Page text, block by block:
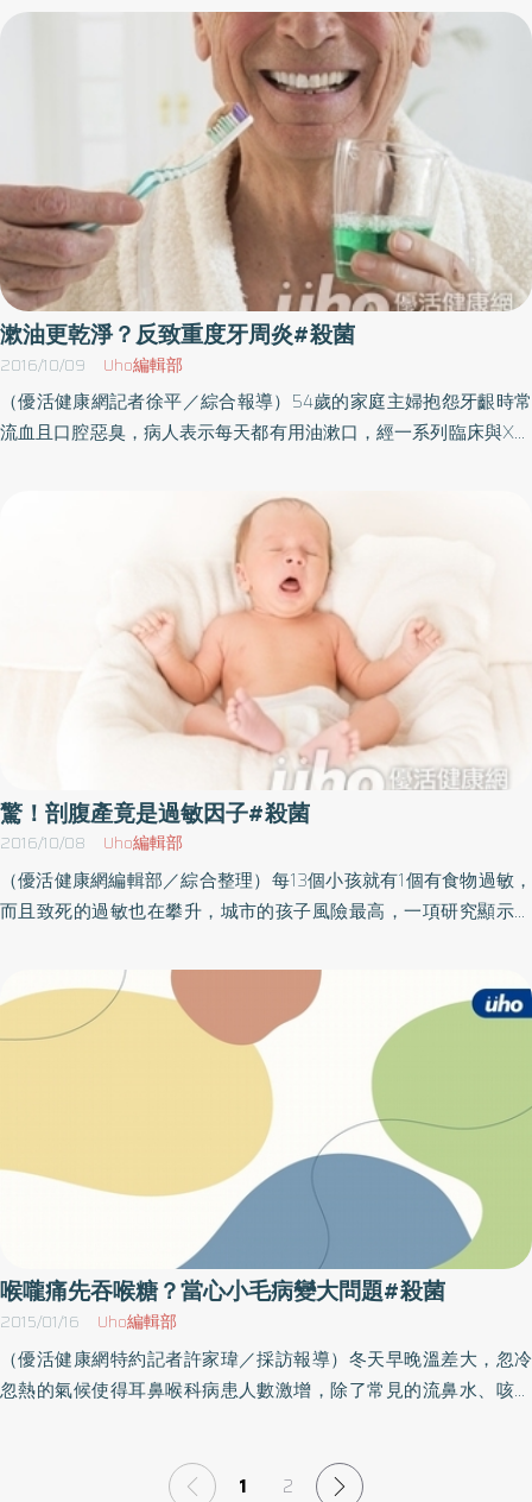
茶素，具有殺菌、降低膽固醇指數、抑制血壓上升的作用，表兒茶
素則是兒茶素的一種，屬於蘋果多酚家族。蘋果表兒茶素會產生比
綠茶更強的效果切開蘋果，放置一陣子，切面就會轉變為褐色，這
是因為蘋果所含有的表兒茶素接觸到空氣而氧化，將蘋果切面浸泡
一下鹽水，即可防止氧化，蘋果切開，裡面含有的多酚氧化酵素，
會將多酚類氧化，我們就看見蘋果變褐色了，鹽水可使多酚氧化酵
素失效，因此不會使多酚類氧化。含有表兒茶素的食物，最有名的
就綠茶，但是我們發現，蘋果的表兒茶素會產生比綠茶更強大的效
果，因為綠茶中所含有的表兒茶素是以「單醣體」（無法再加水分
解的醣類）形式存在，因此綠茶的表兒茶素需單獨應付自由基，無
法發揮強大的力量。果皮的表兒茶素含量超過果肉的4倍另一方面，
蘋果的表兒茶素則是以「多醣體（結合兩個以上單醣的醣類）形式
存在，應付自由基得以發揮更強大的力量，也就是說蘋果所含的表
兒茶素是以團隊合作力量，贏得勝利。根據日本信州大學農學研究
所濱渦康範博士的研究，蘋果的果皮含有比果肉更多的表兒茶素，
連皮一起吃！「蘋果多酚」 具有以下7種效果：1） 可以抑制「甲
硫醇」，這是造成口臭或排氣（放屁）的主要成分。「甲硫醇
（methanethiol）」又稱「硫氫甲烷（methyl mercaptan）」，是
一種無色氣體，存在於人類的血液、腦部等身體組織，會釋放類似
洋蔥腐壞的氣味。2） 蘋果多酚可以抑制組織胺等化合物產生，避
免異位性皮膚炎等過敏症狀。3） 蘋果多酚可以抑制體內產生自由
基。4） 蘋果多酚可以抑制小腸吸收氧化的膽固醇，並預防高血
壓。5） 蘋果多酚可以阻礙蛀牙菌等運作，預防琺瑯質受到破壞。
6） 蘋果多酚可以抑制體內所產生的麥拉寧黑色素，具有美白作
用。7） 蘋果多酚可以防止亞油酸（Linoleic acid）氧化，防止天
然色素變質、褪色。（本文摘自／蘋果膠生食療法：斷糖．整腸．
排毒．防癌／世茂出版）
漱油更乾淨？反致重度牙周炎#殺菌
2016/10/09 Uho編輯部
（優活健康網記者徐平／綜合報導）54歲的家庭主婦抱怨牙齦時常
流血且口腔惡臭，病人表示每天都有用油漱口，經一系列臨床與X光
口腔醫學部牙周病科醫師徐志中表示，經過正規的牙周深度清潔與
教導正確的口腔保健，加上進行牙周翻瓣清創與再生手術，病人的
牙周病獲得良好控制。口腔衛生不佳、食物殘渣 產生牙菌斑牙周
疾病泛指發生在牙齒周邊軟硬組織的疾病，徐志中醫師表示，根據
研究資料顯示，我國成年人牙周問題的發生率高達9成，更是35歲以
上成年人牙齒脫落的主要原因，牙周病的形成主要是由黏附在牙齒
表面的牙菌斑所引起，口腔衛生不佳、食物殘渣堆積牙齒表面，引
起細菌大量生長，形成薄膜，就是所謂的牙菌斑。隨唾液礦物質累
積 會鈣化成牙結石牙菌斑若不能及時去除，尤其是牙齦邊緣的牙
菌斑，隨著時間及唾液中礦物質的累積，慢慢會鈣化形成牙結石，
牙結石粗糙的表面，會使牙菌斑更容易附著，雪上加霜，可稱得上
是牙周病的幫兇。油拔法頂多只能清除3～5％的細菌坊間相傳細菌
的細胞膜具親油性，認為油會比水更容易將細菌溶解，進而認為利
用油可將細菌漱出，個案抱怨已用油口，為何還會有牙周病，坊間
相傳油漱口能改善牙周病的問題，徐志中醫師指出，油拔法頂多只
洗，更不可能去除鈣化的牙結石。油漱口不能取代傳統潔牙方式根
據美國牙醫學會官方網站表明：截自2015年為止，關於油漱口的科
學文獻數量極少，且實驗設計缺乏良好對照組與廣泛人口調查，由
於缺乏嚴謹的實證醫學支持，油漱口並不能取代傳統潔牙方式，作
驚！剖腹產竟是過敏因子#殺菌
2016/10/08 Uho編輯部
（優活健康網編輯部／綜合整理）每13個小孩就有1個有食物過敏，
而且致死的過敏也在攀升，城市的孩子風險最高，一項研究顯示，
物過敏，更有55％的孩子出現食物敏感症(food sensitivity)。孩子會
過敏 因為我們幫他們消毒殺菌這項研究的作者指出，假如納入其
他常見的過敏食物，食物過敏的累積風險可能還會更高，過去30年
來，孩子的身體怎會改變得如此劇烈，使那麼多食物引發炎症反
應？還有，有食物過敏，暗示孩子的健康出了什麼狀況？過敏沒有
簡單的成因，這個問題是很多因素聯手促成的，不過，愈來愈多數
據顯示，我們的孩子會過敏，是因為我們幫他們消毒殺菌，我們用
洗手液、抗生素、類固醇、巴斯德氏殺菌法、放射線，甚至愈來愈
多的預防接種來攻擊微生物，我們對無菌的執迷甚至強烈到消毒土
壤，殺蟲劑、除草劑、抗真菌劑和抗生素殺死了土壤裡至關重要的
微生物，也包覆了我們的食物。接觸微生物 是當前和終身健康的
關鍵於是：我們試圖掌控自然的混亂與複雜的作為，對孩子的健康
有意想不到的後果，根據源說，微生物無疑是危險的，我們隨後發
起、完全出自善意的抗菌戰爭，徹底改變了我們孩子的體內和體外
環境，在此同時，愈來愈清楚的是，接觸微生物—各式各樣、形形色
菌殖民一切從出生，甚至出生以前就開始，經由在擠過產道時吞食
喉嚨痛先吞喉糖？當心小毛病變大問題#殺菌
2015/01/16 Uho編輯部
（優活健康網特約記者許家瑋／採訪報導）冬天早晚溫差大，忽冷
忽熱的氣候使得耳鼻喉科病患人數激增，除了常見的流鼻水、咳嗽
水）來治療，但醫師提醒，這些都只能達到短暫舒緩的效果，當心
1 2